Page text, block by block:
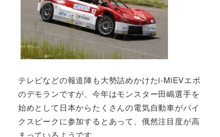
テレビなどの報道陣も大勢詰めかけたi-MiEVエボ
のデモランですが、今年はモンスター田嶋選手を
始めとして日本からたくさんの電気自動車がパイ
クスピークに参加するとあって、俄然注目度が高